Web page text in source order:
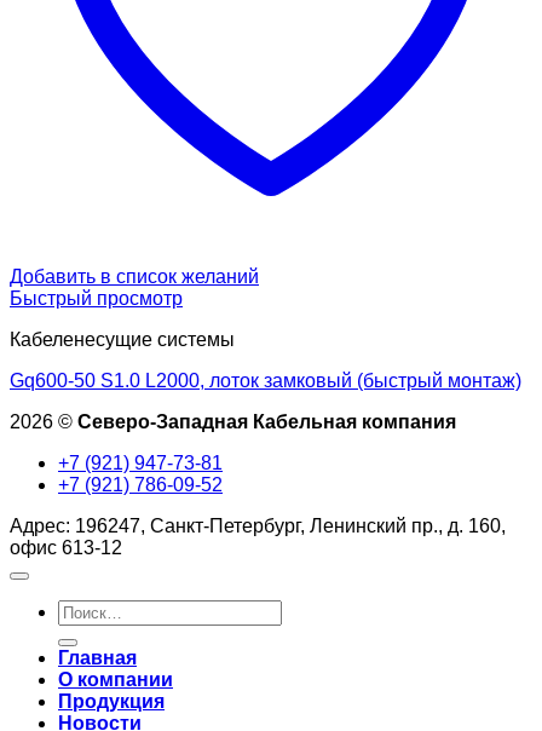
Добавить в список желаний
Быстрый просмотр
Кабеленесущие системы
Gq600-50 S1.0 L2000, лоток замковый (быстрый монтаж)
2026 © Северо-Западная Кабельная компания
+7 (921) 947-73-81
+7 (921) 786-09-52
Адрес: 196247, Санкт-Петербург, Ленинский пр., д. 160,
офис 613-12
Искать:
Главная
О компании
Продукция
Новости